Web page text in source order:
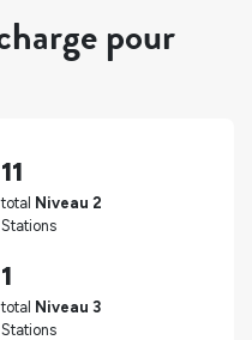
pour
11
total Niveau 2
Stations
1
total Niveau 3
Stations